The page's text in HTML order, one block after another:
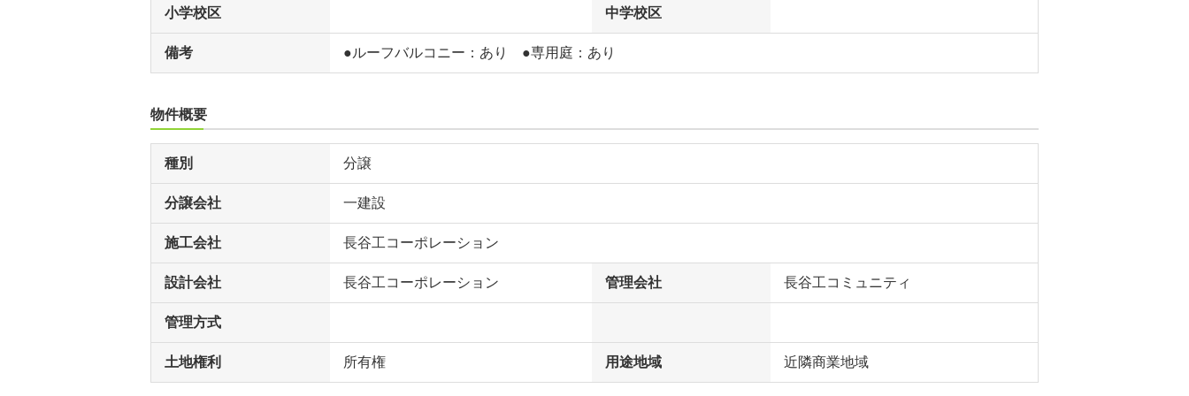
小学校区 中学校区
備考 ●ルーフバルコニー：あり ●専用庭：あり
物件概要
種別 分譲
分譲会社 一建設
施工会社 長谷工コーポレーション
設計会社 長谷工コーポレーション 管理会社 長谷工コミュニティ
管理方式
土地権利 所有権 用途地域 近隣商業地域